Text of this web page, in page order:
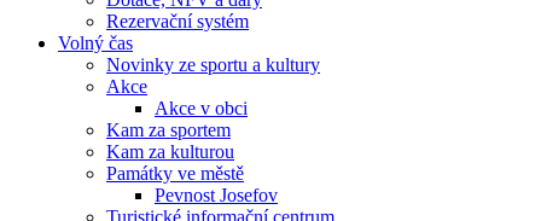
Rezervační systém
Volný čas
Novinky ze sportu a kultury
Akce
Akce v obci
Kam za sportem
Kam za kulturou
Památky ve městě
Pevnost Josefov
Turistické informační centrum